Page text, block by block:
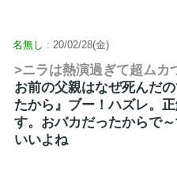
名無し : 20/02/28(金)
>ニラは熱演過ぎて超ムカ
お前の父親はなぜ死んだ
たから』ブー！ハズレ。
す。おバカだったからで～
いいよね